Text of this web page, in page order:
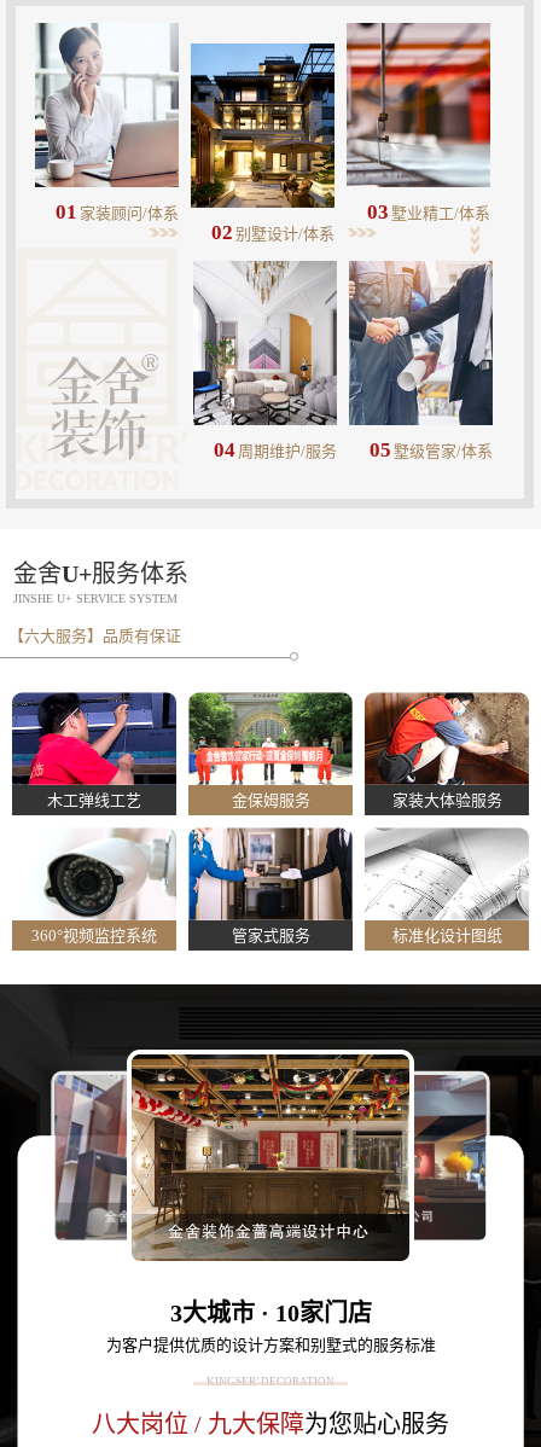
01 家装顾问/体系
02 别墅设计/体系
03 墅业精工/体系
04 周期维护/服务 05 墅级管家/体系
金舍U+服务体系
JINSHE U+ SERVICE SYSTEM
【六大服务】品质有保证
木工弹线工艺 金保姆服务 家装大体验服务
360°视频监控系统 管家式服务 标准化设计图纸
3大城市 · 10家门店
为客户提供优质的设计方案和别墅式的服务标准
KINGSER’ DECORATION
八大岗位 / 九大保障为您贴心服务